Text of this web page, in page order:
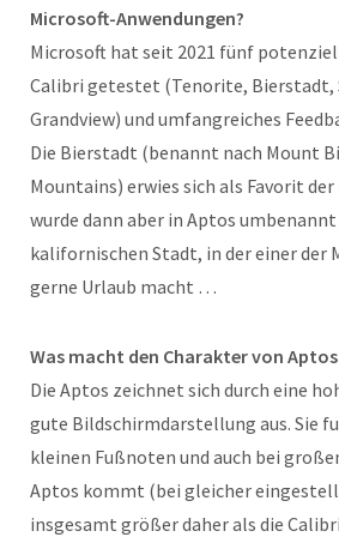
Microsoft-Anwendungen?
Microsoft hat seit 2021 fünf
Calibri getestet (Tenorite, Bierstadt,
Grandview) und umfangreiches
Die Bierstadt (benannt nach Mount
Mountains) erwies sich als Favorit der
wurde dann aber in Aptos
kalifornischen Stadt, in der einer der
gerne Urlaub macht …
Was macht den Charakter von Aptos
Die Aptos zeichnet sich durch eine
gute Bildschirmdarstellung aus. Sie
kleinen Fußnoten und auch bei
Aptos kommt (bei gleicher
insgesamt größer daher als die